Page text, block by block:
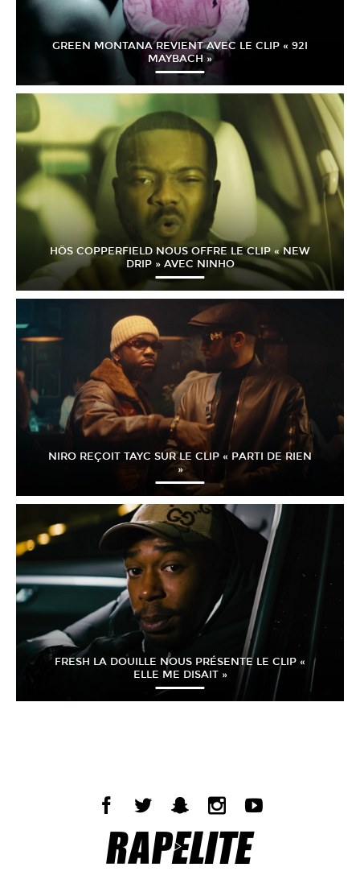
GREEN MONTANA REVIENT AVEC LE CLIP « 92I
MAYBACH »
HÖS COPPERFIELD NOUS OFFRE LE CLIP « NEW
DRIP » AVEC NINHO
NIRO REÇOIT TAYC SUR LE CLIP « PARTI DE RIEN
»
FRESH LA DOUILLE NOUS PRÉSENTE LE CLIP «
ELLE ME DISAIT »